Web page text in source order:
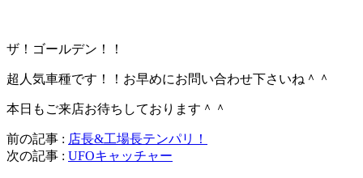
ザ！ゴールデン！！
超人気車種です！！お早めにお問い合わせ下さいね＾＾
本日もご来店お待ちしております＾＾
前の記事 : 店長&工場長テンパリ！
次の記事 : UFOキャッチャー